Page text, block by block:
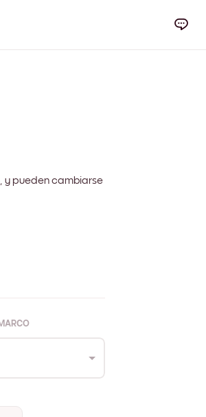
y pueden cambiarse